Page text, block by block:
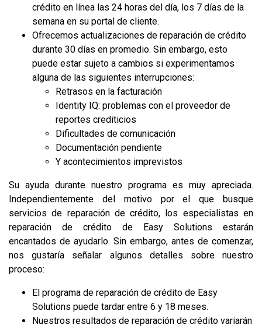
crédito en línea las 24 horas del día, los 7 días de la
semana en su portal de cliente.
Ofrecemos actualizaciones de reparación de crédito
durante 30 días en promedio. Sin embargo, esto
puede estar sujeto a cambios si experimentamos
alguna de las siguientes interrupciones:
Retrasos en la facturación
Identity IQ: problemas con el proveedor de
reportes crediticios
Dificultades de comunicación
Documentación pendiente
Y acontecimientos imprevistos
Su ayuda durante nuestro programa es muy apreciada.
Independientemente del motivo por el que busque
servicios de reparación de crédito, los especialistas en
reparación de crédito de Easy Solutions estarán
encantados de ayudarlo. Sin embargo, antes de comenzar,
nos gustaría señalar algunos detalles sobre nuestro
proceso:
El programa de reparación de crédito de Easy
Solutions puede tardar entre 6 y 18 meses.
Nuestros resultados de reparación de crédito variarán